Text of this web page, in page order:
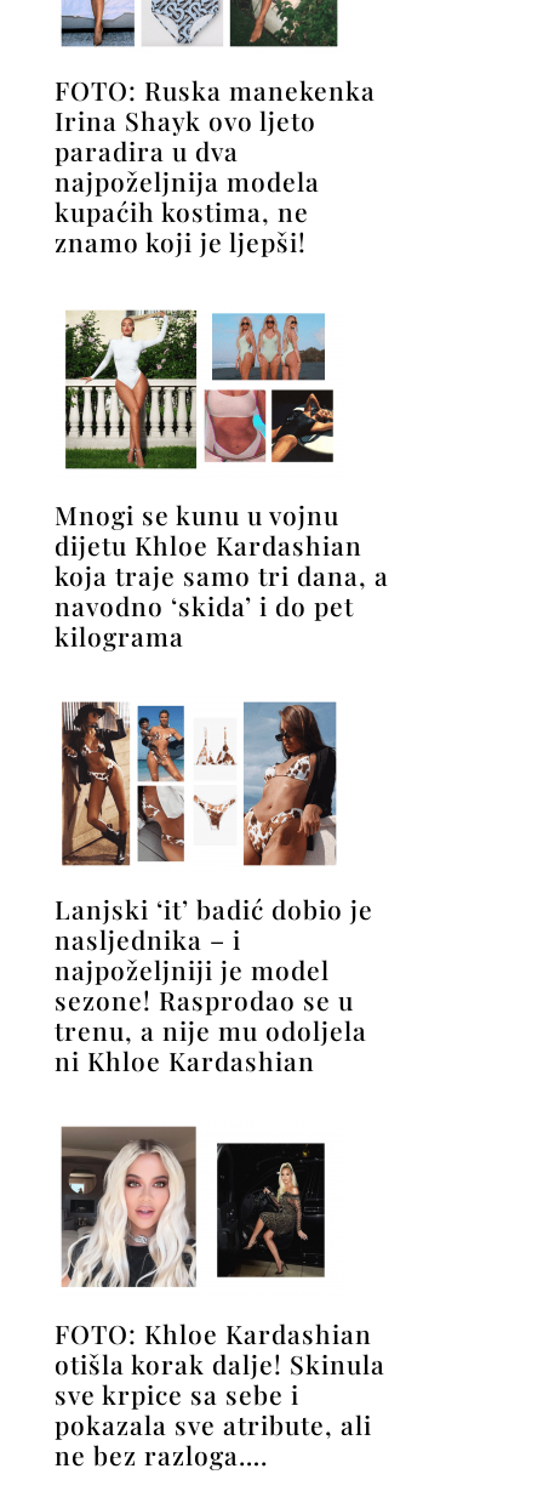
FOTO: Ruska manekenka
Irina Shayk ovo ljeto
paradira u dva
najpoželjnija modela
kupaćih kostima, ne
znamo koji je ljepši!
Mnogi se kunu u vojnu
dijetu Khloe Kardashian
koja traje samo tri dana, a
navodno ‘skida’ i do pet
kilograma
Lanjski ‘it’ badić dobio je
nasljednika – i
najpoželjniji je model
sezone! Rasprodao se u
trenu, a nije mu odoljela
ni Khloe Kardashian
FOTO: Khloe Kardashian
otišla korak dalje! Skinula
sve krpice sa sebe i
pokazala sve atribute, ali
ne bez razloga….